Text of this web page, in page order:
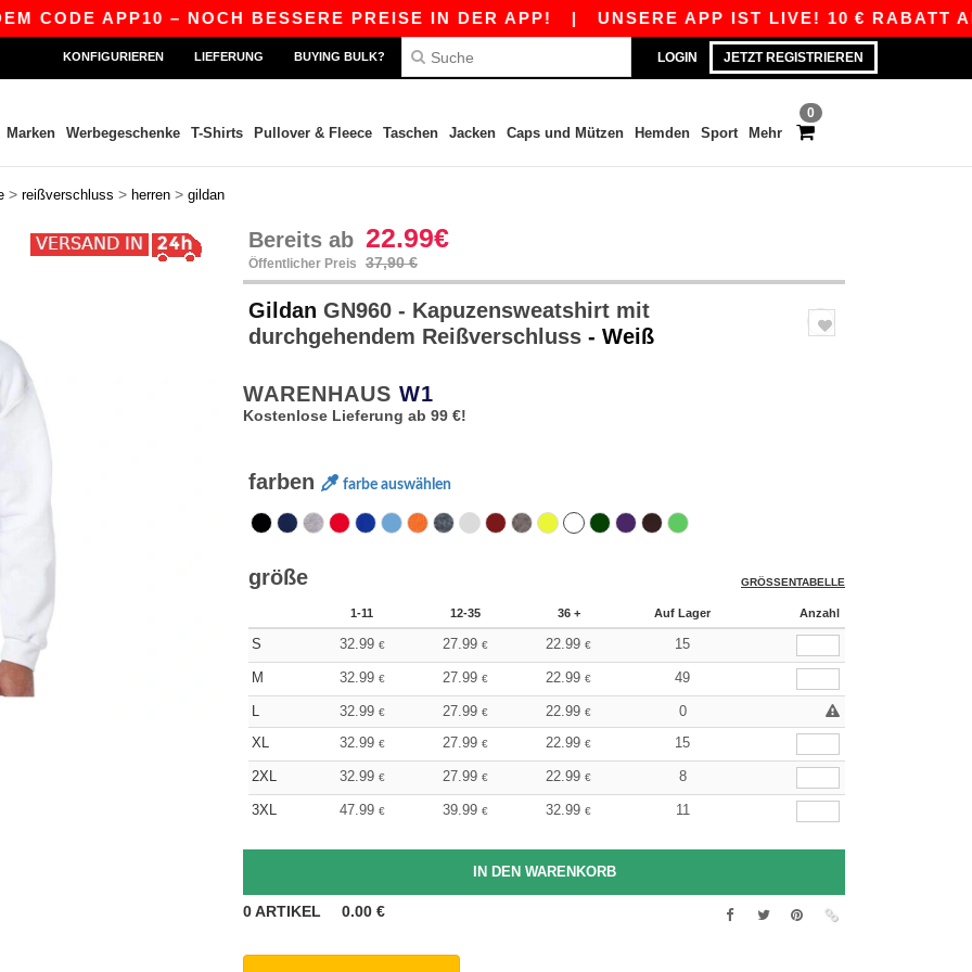
APP10 – NOCH BESSERE PREISE IN DER APP!|UNSERE APP IST LIVE! 10 € RABATT AB 80 €
LOGIN JETZT REGISTRIEREN
KONFIGURIEREN LIEFERUNG BUYING BULK?
0
Marken Werbegeschenke T-Shirts Pullover & Fleece Taschen Jacken Caps und Mützen Hemden Sport Mehr
> reißverschluss > herren > gildan
Bereits ab 22.99€
Öffentlicher Preis 37,90 €
Gildan GN960 - Kapuzensweatshirt mit
durchgehendem Reißverschluss - Weiß
WARENHAUS W1
Kostenlose Lieferung ab 99 €!
farben farbe auswählen
größe GRÖSSENTABELLE
1-11 12-35 36 + Auf Lager Anzahl
S 32.99 € 27.99 € 22.99 € 15
M 32.99 € 27.99 € 22.99 € 49
L 32.99 € 27.99 € 22.99 €
0
XL
32.99 € 27.99 € 22.99 € 15
2XL 32.99 € 27.99 € 22.99 € 8
3XL 47.99 € 39.99 € 32.99 € 11
0ARTIKEL 0.00 €